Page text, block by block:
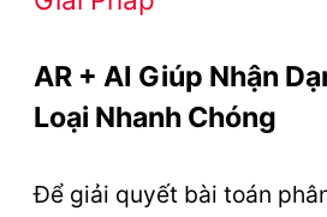
AR + AI Giúp Nhận
Loại Nhanh Chóng
Để giải quyết bài toán